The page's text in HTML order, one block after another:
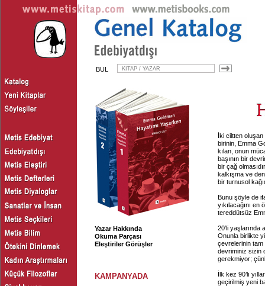
BUL
Yazar Hakkında
Okuma Parçası
Eleştiriler Görüşler
KAMPANYADA
İki ciltten oluşan
birinin, Emma
kılan, onun
başının bir
bir çağ
kalkışma ve
bir turnusol
Bunu şöyle de
yıkılacağını
tereddütsüz
20’li yaşlarında
Onunla birlikte
çevrelerinin tam
devriminiz sizin
gerekmiyor;
İlk kez 90’lı
geçirilmiş yeni